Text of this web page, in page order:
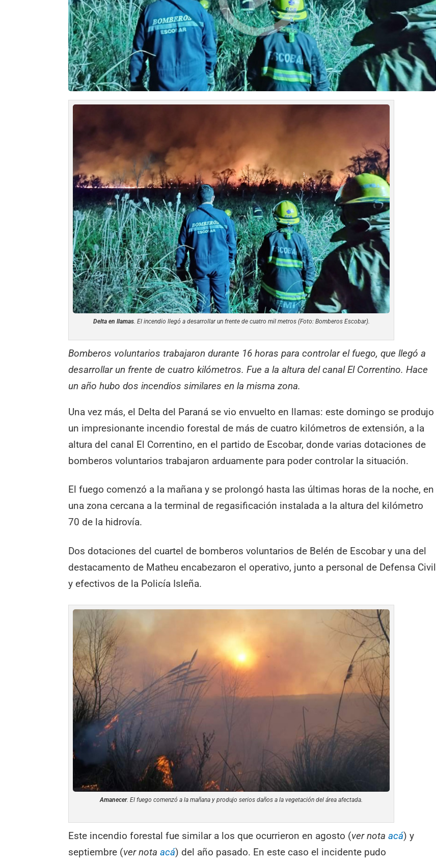
Delta en llamas. El incendio llegó a desarrollar un frente de cuatro mil metros (Foto: Bomberos Escobar).
Bomberos voluntarios trabajaron durante 16 horas para controlar el fuego, que llegó a
desarrollar un frente de cuatro kilómetros. Fue a la altura del canal El Correntino. Hace
un año hubo dos incendios similares en la misma zona.
Una vez más, el Delta del Paraná se vio envuelto en llamas: este domingo se produjo
un impresionante incendio forestal de más de cuatro kilómetros de extensión, a la
altura del canal El Correntino, en el partido de Escobar, donde varias dotaciones de
bomberos voluntarios trabajaron arduamente para poder controlar la situación.
El fuego comenzó a la mañana y se prolongó hasta las últimas horas de la noche, en
una zona cercana a la terminal de regasificación instalada a la altura del kilómetro
70 de la hidrovía.
Dos dotaciones del cuartel de bomberos voluntarios de Belén de Escobar y una del
destacamento de Matheu encabezaron el operativo, junto a personal de Defensa Civil
y efectivos de la Policía Isleña.
Amanecer. El fuego comenzó a la mañana y produjo serios daños a la vegetación del área afectada.
Este incendio forestal fue similar a los que ocurrieron en agosto (ver notaacá) y
septiembre (ver notaacá) del año pasado. En este caso el incidente pudo